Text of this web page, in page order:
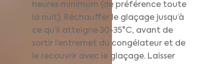
heures minimum (de préférence toute
la nuit). Réchauffer le glaçage jusqu’à
ce qu’il atteigne 30-35°C, avant de
sortir l’entremet du congélateur et de
le recouvrir avec le glaçage. Laisser